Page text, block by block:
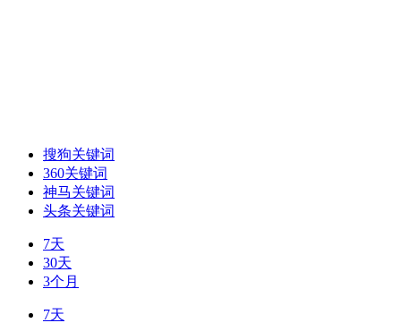
搜狗关键词
360关键词
神马关键词
头条关键词
7天
30天
3个月
7天